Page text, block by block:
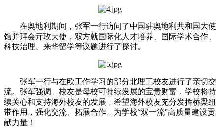
在奥地利期间，张军一行访问了中国驻奥地利共和国大使
馆并拜会亓玫大使，双方就国际化人才培养、国际学术合作、
科技治理、来华留学等议题进行了探讨。
张军一行与在欧工作学习的部分北理工校友进行了亲切交
流。张军强调，校友是母校可持续发展的宝贵财富，学校将持
续关心和支持海外校友的发展，希望海外校友充分发挥桥梁纽
带作用，强化交流、拓展合作，为学校“双一流”高质量建设贡
献力量！